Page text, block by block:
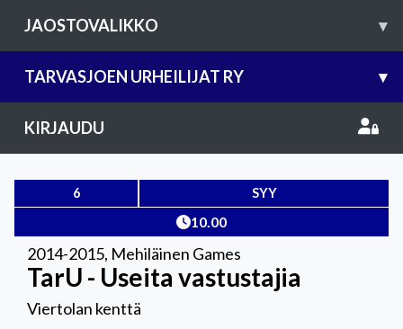
JAOSTOVALIKKO ▾
TARVASJOEN URHEILIJAT RY ▾
KIRJAUDU
6 SYY
10.00
2014-2015, Mehiläinen Games
TarU - Useita vastustajia
Viertolan kenttä